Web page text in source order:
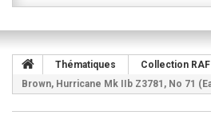
Thématiques Collection
Brown, Hurricane Mk IIb Z3781, No 71